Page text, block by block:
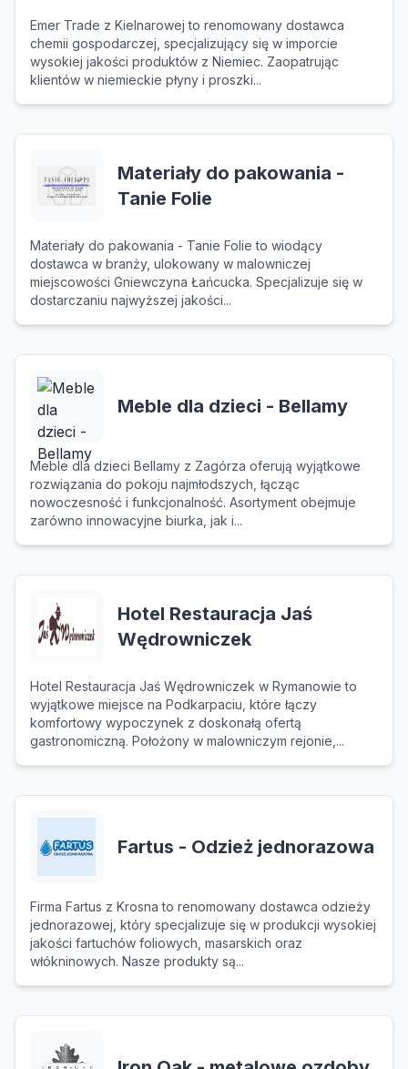
Emer Trade z Kielnarowej to renomowany dostawca
chemii gospodarczej, specjalizujący się w imporcie
wysokiej jakości produktów z Niemiec. Zaopatrując
klientów w niemieckie płyny i proszki...
Materiały do pakowania -
Tanie Folie
Materiały do pakowania - Tanie Folie to wiodący
dostawca w branży, ulokowany w malowniczej
miejscowości Gniewczyna Łańcucka. Specjalizuje się w
dostarczaniu najwyższej jakości...
Meble dla dzieci - Bellamy
Meble dla dzieci Bellamy z Zagórza oferują wyjątkowe
rozwiązania do pokoju najmłodszych, łącząc
nowoczesność i funkcjonalność. Asortyment obejmuje
zarówno innowacyjne biurka, jak i...
Hotel Restauracja Jaś
Wędrowniczek
Hotel Restauracja Jaś Wędrowniczek w Rymanowie to
wyjątkowe miejsce na Podkarpaciu, które łączy
komfortowy wypoczynek z doskonałą ofertą
gastronomiczną. Położony w malowniczym rejonie,...
Fartus - Odzież jednorazowa
Firma Fartus z Krosna to renomowany dostawca odzieży
jednorazowej, który specjalizuje się w produkcji wysokiej
jakości fartuchów foliowych, masarskich oraz
włókninowych. Nasze produkty są...